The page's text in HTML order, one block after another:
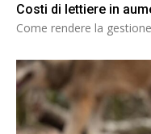
Costi di lettiere in
Come rendere la